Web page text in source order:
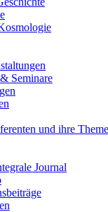
Seminare
und ihre
Journal